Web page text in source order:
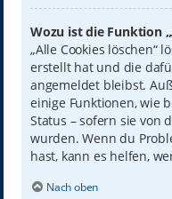
Wozu ist die Funktion
„Alle Cookies löschen“
erstellt hat und die
angemeldet bleibst.
einige Funktionen, wie
Status – sofern sie von
wurden. Wenn du
hast, kann es helfen,
Nach oben